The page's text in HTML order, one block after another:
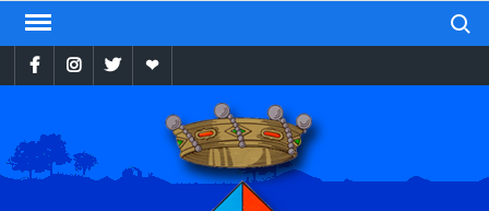
Skip
contentFacebookInstragram
TwitterEbando